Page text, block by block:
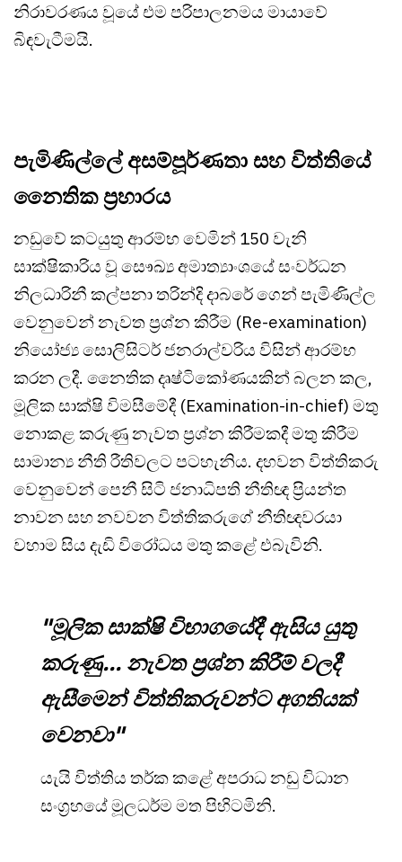
නිරාවරණය වූයේ එම පරිපාලනමය මායාවේ
බිඳවැටීමයි.
පැමිණිල්ලේ අසම්පූර්ණතා සහ විත්තියේ
නෛතික ප්‍රහාරය
නඩුවේ කටයුතු ආරම්භ වෙමින් 150 වැනි
සාක්ෂිකාරිය වූ සෞඛ්‍ය අමාත්‍යාංශයේ සංවර්ධන
නිලධාරිනී කල්පනා තරින්දි දාබරේ ගෙන් පැමිණිල්ල
වෙනුවෙන් නැවත ප්‍රශ්න කිරීම (Re-examination)
නියෝජ්‍ය සොලිසිටර් ජනරාල්වරිය විසින් ආරම්භ
කරන ලදී. නෛතික දෘෂ්ටිකෝණයකින් බලන කල,
මූලික සාක්ෂි විමසීමේදී (Examination-in-chief) මතු
නොකළ කරුණු නැවත ප්‍රශ්න කිරීමකදී මතු කිරීම
සාමාන්‍ය නීති රීතිවලට පටහැනිය. දහවන විත්තිකරු
වෙනුවෙන් පෙනී සිටි ජනාධිපති නීතිඥ ප්‍රියන්ත
නාවන සහ නවවන විත්තිකරුගේ නීතිඥවරයා
වහාම සිය දැඩි විරෝධය මතු කළේ එබැවිනි.
"මූලික සාක්ෂි විභාගයේදී ඇසිය යුතු
කරුණු... නැවත ප්‍රශ්න කිරීම් වලදී
ඇසීමෙන් විත්තිකරුවන්ට අගතියක්
වෙනවා"
යැයි විත්තිය තර්ක කළේ අපරාධ නඩු විධාන
සංග්‍රහයේ මූලධර්ම මත පිහිටමිනි.